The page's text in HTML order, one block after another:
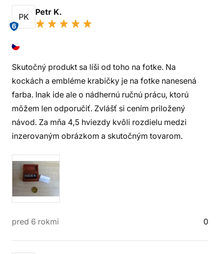
PK
6
Petr K.
Skutočný produkt sa líši od toho na fotke. Na
kockách a embléme krabičky je na fotke nanesená
farba. Inak ide ale o nádhernú ručnú prácu, ktorú
môžem len odporučiť. Zvlášť si cením priložený
návod. Za mňa 4,5 hviezdy kvôli rozdielu medzi
inzerovaným obrázkom a skutočným tovarom.
pred 6 rokmi 0